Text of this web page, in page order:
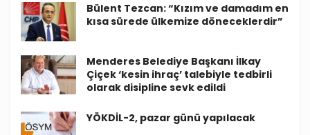
Bülent Tezcan: “Kızım ve damadım en
kısa sürede ülkemize döneceklerdir”
Menderes Belediye Başkanı İlkay
Çiçek ‘kesin ihraç’ talebiyle tedbirli
olarak disipline sevk edildi
YÖKDİL-2, pazar günü yapılacak